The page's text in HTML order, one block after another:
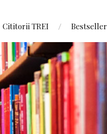
Cititorii TREI Bestseller